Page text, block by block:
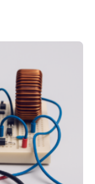
zu
einer
Euro.
des
Im
Neue
rasch in die